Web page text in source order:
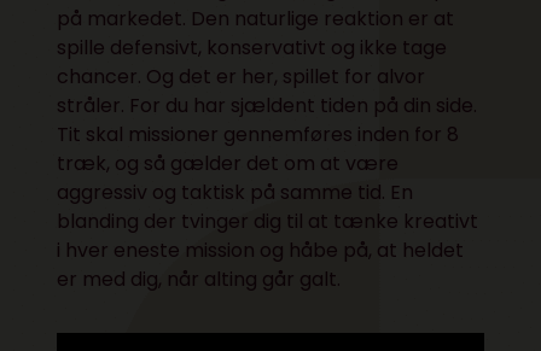
på markedet. Den naturlige reaktion er at
spille defensivt, konservativt og ikke tage
chancer. Og det er her, spillet for alvor
stråler. For du har sjældent tiden på din side.
Tit skal missioner gennemføres inden for 8
træk, og så gælder det om at være
aggressiv og taktisk på samme tid. En
blanding der tvinger dig til at tænke kreativt
i hver eneste mission og håbe på, at heldet
er med dig, når alting går galt.